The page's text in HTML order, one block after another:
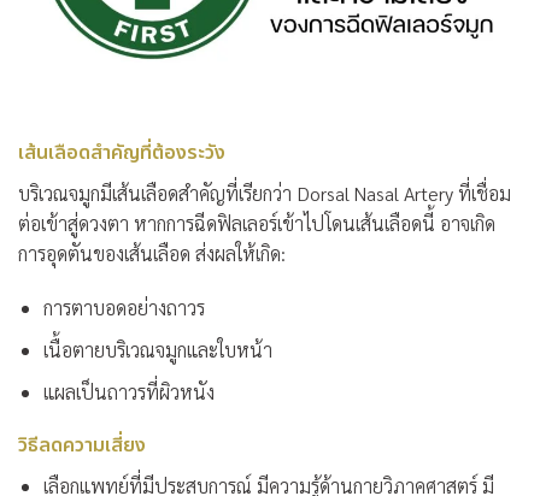
เส้นเลือดสำคัญที่ต้องระวัง
บริเวณจมูกมีเส้นเลือดสำคัญที่เรียกว่า Dorsal Nasal Artery ที่เชื่อม
ต่อเข้าสู่ดวงตา หากการฉีดฟิลเลอร์เข้าไปโดนเส้นเลือดนี้ อาจเกิด
การอุดตันของเส้นเลือด ส่งผลให้เกิด:
การตาบอดอย่างถาวร
เนื้อตายบริเวณจมูกและใบหน้า
แผลเป็นถาวรที่ผิวหนัง
วิธีลดความเสี่ยง
เลือกแพทย์ที่มีประสบการณ์ มีความรู้ด้านกายวิภาคศาสตร์ มี